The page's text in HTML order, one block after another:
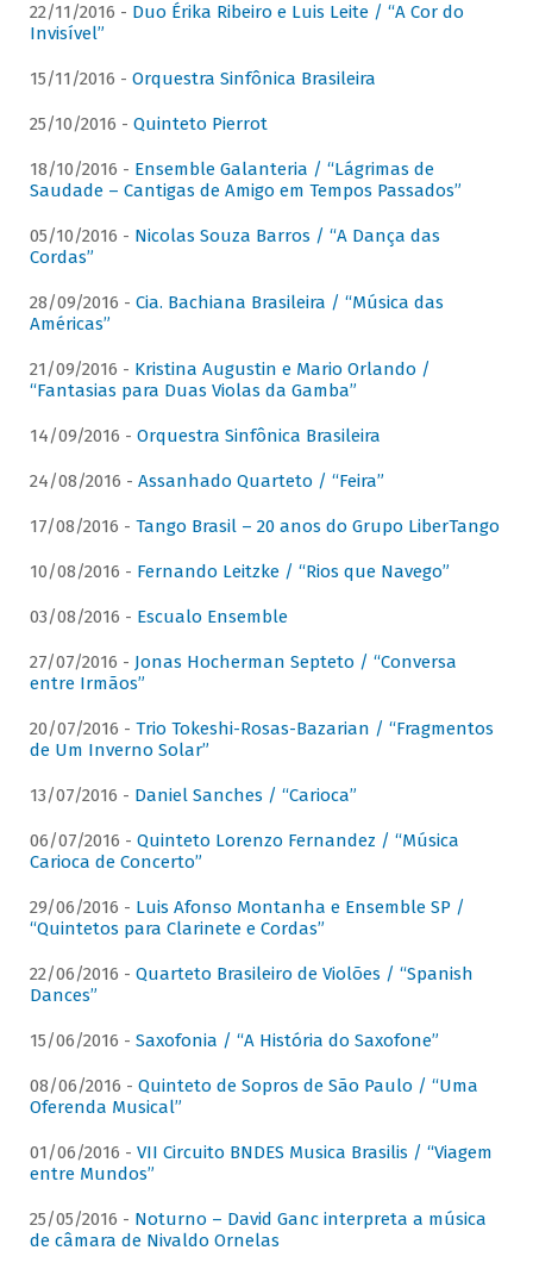
22/11/2016 - Duo Érika Ribeiro e Luis Leite / “A Cor do
Invisível”
15/11/2016 - Orquestra Sinfônica Brasileira
25/10/2016 - Quinteto Pierrot
18/10/2016 - Ensemble Galanteria / “Lágrimas de
Saudade – Cantigas de Amigo em Tempos Passados”
05/10/2016 - Nicolas Souza Barros / “A Dança das
Cordas”
28/09/2016 - Cia. Bachiana Brasileira / “Música das
Américas”
21/09/2016 - Kristina Augustin e Mario Orlando /
“Fantasias para Duas Violas da Gamba”
14/09/2016 - Orquestra Sinfônica Brasileira
24/08/2016 - Assanhado Quarteto / “Feira”
17/08/2016 - Tango Brasil – 20 anos do Grupo LiberTango
10/08/2016 - Fernando Leitzke / “Rios que Navego”
03/08/2016 - Escualo Ensemble
27/07/2016 - Jonas Hocherman Septeto / “Conversa
entre Irmãos”
20/07/2016 - Trio Tokeshi-Rosas-Bazarian / “Fragmentos
de Um Inverno Solar”
13/07/2016 - Daniel Sanches / “Carioca”
06/07/2016 - Quinteto Lorenzo Fernandez / “Música
Carioca de Concerto”
29/06/2016 - Luis Afonso Montanha e Ensemble SP /
“Quintetos para Clarinete e Cordas”
22/06/2016 - Quarteto Brasileiro de Violões / “Spanish
Dances”
15/06/2016 - Saxofonia / “A História do Saxofone”
08/06/2016 - Quinteto de Sopros de São Paulo / “Uma
Oferenda Musical”
01/06/2016 - VII Circuito BNDES Musica Brasilis / “Viagem
entre Mundos”
25/05/2016 - Noturno – David Ganc interpreta a música
de câmara de Nivaldo Ornelas